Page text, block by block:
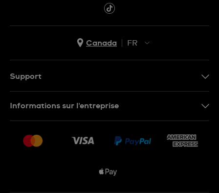
Canada
FR
Support
Conditions De Vente
Informations sur l'entreprise
Nous rejoindre